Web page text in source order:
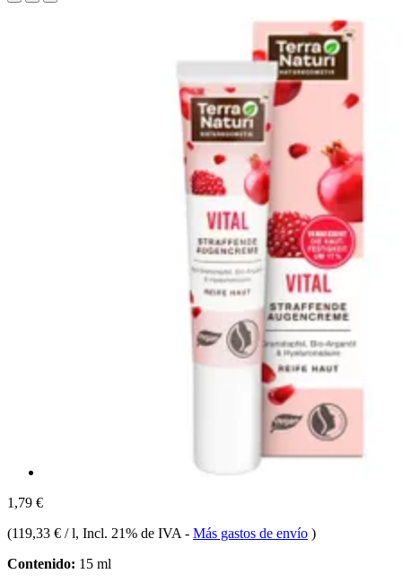
1,79 €
(119,33 € / l, Incl. 21% de IVA - Más gastos de envío )
Contenido: 15 ml